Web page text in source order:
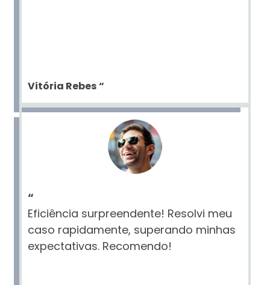
Vitória Rebes“
“
Eficiência surpreendente! Resolvi meu
caso rapidamente, superando minhas
expectativas. Recomendo!